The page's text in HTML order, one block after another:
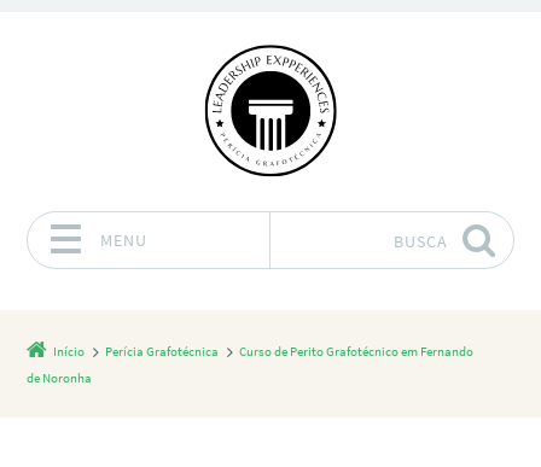
MENU BUSCA
Início Perícia Grafotécnica
Curso de Perito Grafotécnico em Fernando
de Noronha